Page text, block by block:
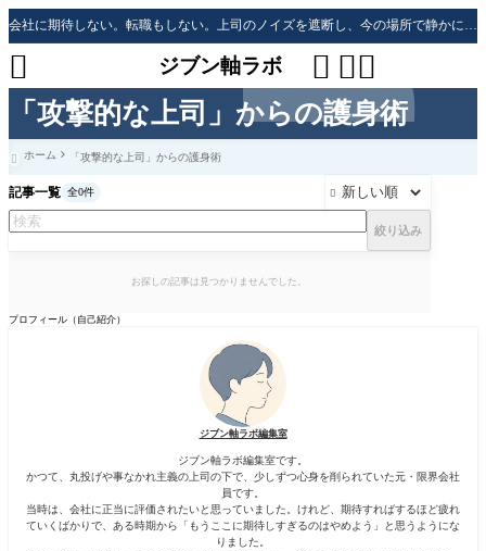
「攻撃的な上司」からの護身術
会社に期待しない。転職もしない。上司のノイズを遮断し、今の場所で静かに生き残る「防衛戦略」
ジブン軸ラボ  

 ホーム 「攻撃的な上司」からの護身術
記事一覧 全0件 
絞り込み
お探しの記事は見つかりませんでした。
プロフィール（自己紹介）
ジブン軸ラボ編集室
ジブン軸ラボ編集室です。
かつて、丸投げや事なかれ主義の上司の下で、少しずつ心身を削られていた元・限界会社
員です。
当時は、会社に正当に評価されたいと思っていました。けれど、期待すればするほど疲れ
ていくばかりで、ある時期から「もうここに期待しすぎるのはやめよう」と思うようにな
りました。